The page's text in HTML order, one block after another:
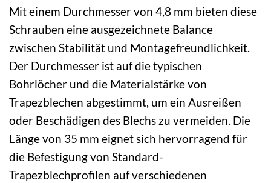
Mit einem Durchmesser von 4,8 mm bieten diese
Schrauben eine ausgezeichnete Balance
zwischen Stabilität und Montagefreundlichkeit.
Der Durchmesser ist auf die typischen
Bohrlöcher und die Materialstärke von
Trapezblechen abgestimmt, um ein Ausreißen
oder Beschädigen des Blechs zu vermeiden. Die
Länge von 35 mm eignet sich hervorragend für
die Befestigung von Standard-
Trapezblechprofilen auf verschiedenen